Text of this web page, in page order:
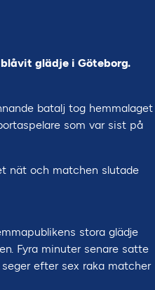
glädje i Göteborg.
batalj tog hemmalaget
som var sist på
nät och matchen slutade
stora glädje
Fyra minuter senare satte
efter sex raka matcher